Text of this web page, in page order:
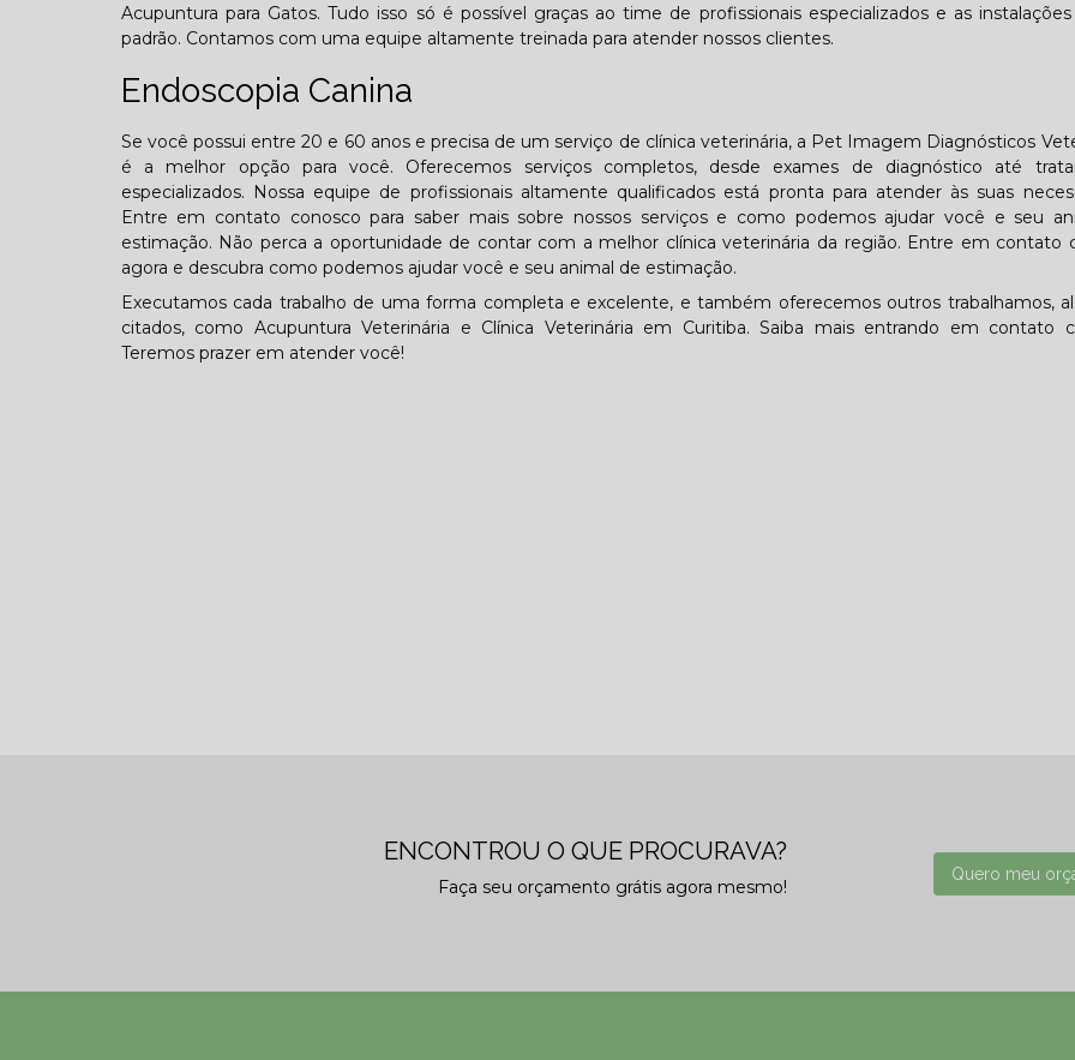
Acupuntura para Gatos. Tudo isso só é possível graças ao time de profissionais especializados e as
padrão. Contamos com uma equipe altamente treinada para atender nossos clientes.
Endoscopia Canina
Se você possui entre 20 e 60 anos e precisa de um serviço de clínica veterinária, a Pet Imagem Diagnósticos
é a melhor opção para você. Oferecemos serviços completos, desde exames de diagnóstico até
especializados. Nossa equipe de profissionais altamente qualificados está pronta para atender às suas
Entre em contato conosco para saber mais sobre nossos serviços e como podemos ajudar você e seu
estimação. Não perca a oportunidade de contar com a melhor clínica veterinária da região. Entre em contato
agora e descubra como podemos ajudar você e seu animal de estimação.
Executamos cada trabalho de uma forma completa e excelente, e também oferecemos outros trabalhamos,
citados, como Acupuntura Veterinária e Clínica Veterinária em Curitiba. Saiba mais entrando em contato
Teremos prazer em atender você!
ENCONTROU O QUE PROCURAVA?
Faça seu orçamento grátis agora mesmo!
Quero meu